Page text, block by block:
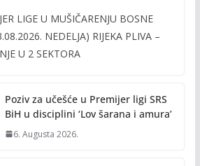
p
y
n
k
LIGE U MUŠIČARENJU BOSNE
NEDELJA) RIJEKA PLIVA –
U 2 SEKTORA
Poziv za učešće u Premijer ligi SRS
BiH u disciplini ‘Lov šarana i amura’
6. Augusta 2026.